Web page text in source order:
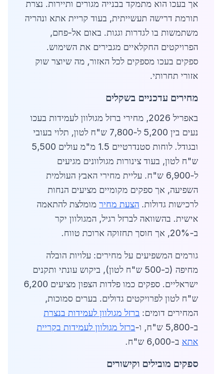
אך בעכו הוא מתמקד בבנייה מגורים ותיירות. נצרת
תורמת דרישה תעשייתית, בעוד קריית אתא ונהריה
משתמשות בו לגדרות וגגות. באום אל-פחם,
הפרויקטים החקלאיים מגבירים את השימוש.
ספקים בעכו מספקים לכל האזור, מה שיוצר שוק
אזורי תחרותי.
מחירים עדכניים בשקלים
באפריל 2026, מחירי ברזל מגולוון לעמידות בעכו
נעים בין 5,200 ל-7,800 ש"ח לטון, תלוי בעובי
ובגודל. לוחות סטנדרטיים 1.5 מ"מ עולים 5,500
ש"ח לטון, בעוד צינורות מגולוונים מגיעים
ל-6,900 ש"ח. עליית מחירי האבץ העולמית
השפיעה, אך ספקים מקומיים מציעים הנחות
לרכישות גדולות. הצעת מחיר מומלצת להתאמה
אישית. בהשוואה לברזל רגיל, המגולוון יקר
ב-20%, אך חוסך תחזוקה ארוכת טווח.
גורמים המשפיעים על מחירים: עלויות הובלה
מחיפה (כ-500 ש"ח לטון), ביקוש עונתי ותקנים
ישראליים. ספקים כמו פלדות הצפון מציעים 6,200
ש"ח לטון לפרויקטים גדולים. בערים סמוכות,
המחירים דומים: ברזל מגולוון לעמידות בנצרת
ב-5,800 ש"ח, ו-
ברזל מגולוון לעמידות בקריית
אתא ב-6,000 ש"ח.
ספקים מובילים וקישורים